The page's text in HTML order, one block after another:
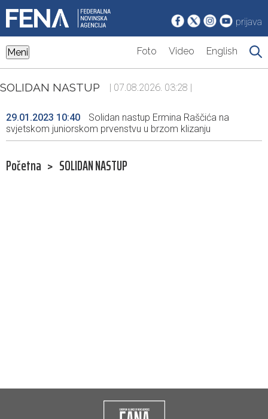
prijava
Meni Foto Video English
SOLIDAN NASTUP | 07.08.2026. 03:28 |
29.01.2023 10:40
Solidan nastup Ermina Raščića na
svjetskom juniorskom prvenstvu u brzom klizanju
Početna > SOLIDAN NASTUP